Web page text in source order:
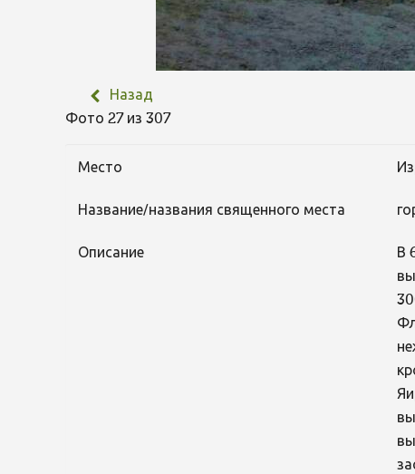
Назад
Фото 27 из 307
Место
Название/названия священного места
Описание
В